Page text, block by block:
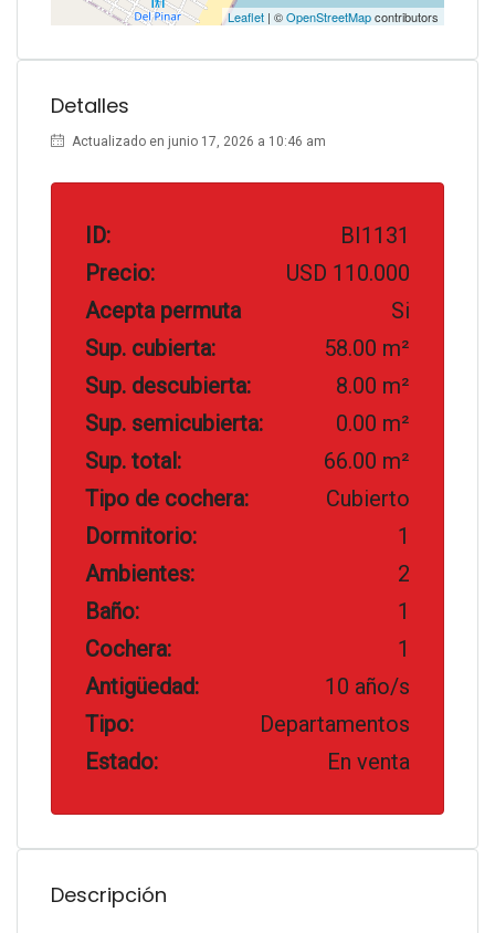
Leaflet | ©OpenStreetMapcontributors
Detalles
Actualizado en junio 17, 2026 a 10:46 am
ID:
BI1131
Precio:
USD 110.000
Acepta permuta
Si
Sup. cubierta:
58.00 m²
Sup. descubierta:
8.00 m²
Sup. semicubierta:
0.00 m²
Sup. total:
66.00 m²
Tipo de cochera:
Cubierto
Dormitorio:
1
Ambientes:
2
Baño:
1
Cochera:
1
Antigüedad:
10 año/s
Tipo:
Departamentos
Estado:
En venta
Descripción